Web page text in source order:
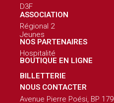
D3F
ASSOCIATION
Régional 2
Jeunes
NOS PARTENAIRES
Hospitalité
BOUTIQUE EN LIGNE
BILLETTERIE
NOUS CONTACTER
Avenue Pierre Poési, BP 179